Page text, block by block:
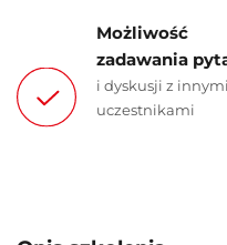
Możliwość
zadawania
i dyskusji z innymi
uczestnikami